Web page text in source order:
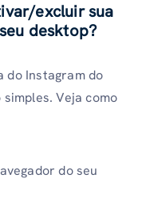
excluir sua
desktop?
do Instagram do
Veja como
do seu